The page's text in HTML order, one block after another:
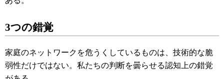
3つの錯覚
家庭のネットワークを危うくしているものは、技術的な脆
弱性だけではない。私たちの判断を曇らせる認知上の錯覚